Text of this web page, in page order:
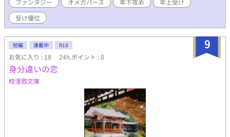
れて入った離れの館で、アレクサンテリは濡れた自分を心配して
くれる美少女に恋をする。 しかし、その美少女は、実は男性で
アルファだった。 王子をアルファと信じて、自分が男性でアル
ファと打ち明けられない少年と、美少女を運命と思いながらも抱
くのは何か違うと違和感を覚える王子のすれ違い、身分違いの恋
愛物語。 ※受け(王子、アレクサンテリ)と、攻め(少年、ヨウシア)
の視点が一話ごとに切り替わります。 ※受けはオメガで王子のア
レクサンテリです。 ※受けが優位で性行為を行います。(騎乗位と
か) ムーンライトノベルズでも投稿しています。
ファンタジー オメガバース 年下攻め
年上受け
受け優位
9
短編 連載中 R18
お気に入り : 18 24h.ポイント : 0
身分違いの恋
枝浬菰文庫